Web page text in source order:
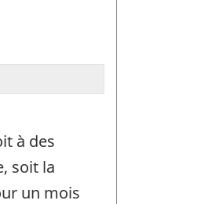
à des
soit la
un mois